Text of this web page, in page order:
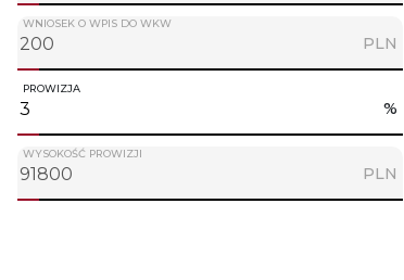
WNIOSEK O WPIS DO WKW
PLN
PROWIZJA
%
WYSOKOŚĆ PROWIZJI
PLN